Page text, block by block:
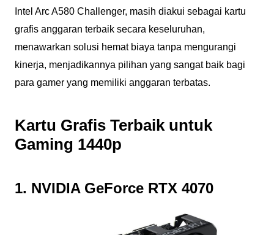
Intel Arc A580 Challenger, masih diakui sebagai kartu
grafis anggaran terbaik secara keseluruhan,
menawarkan solusi hemat biaya tanpa mengurangi
kinerja, menjadikannya pilihan yang sangat baik bagi
para gamer yang memiliki anggaran terbatas.
Kartu Grafis Terbaik untuk
Gaming 1440p
1. NVIDIA GeForce RTX 4070